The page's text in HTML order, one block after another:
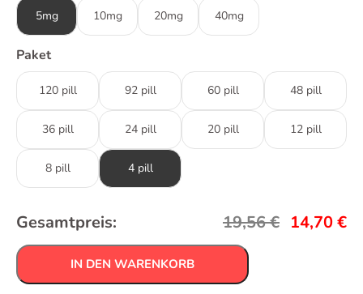
5mg 10mg 20mg 40mg
Paket
120 pill 92 pill 60 pill 48 pill
36 pill 24 pill 20 pill 12 pill
8 pill 4 pill
Gesamtpreis: 19,56€ 14,70€
IN DEN WARENKORB